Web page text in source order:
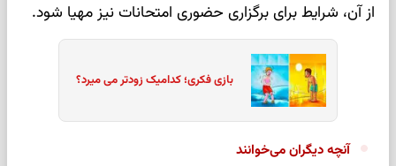
از آن، شرایط برای برگزاری حضوری امتحانات نیز مهیا شود.
بازی فکری؛ کدامیک زودتر می میرد؟
آنچه دیگران می‌خوانند